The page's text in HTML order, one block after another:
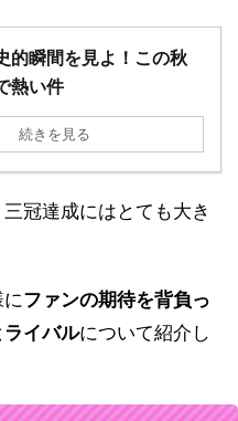
的瞬間を見よ！この秋
熱い件
続きを見る
冠達成にはとても大き
ファンの期待を背負っ
イバルについて紹介し